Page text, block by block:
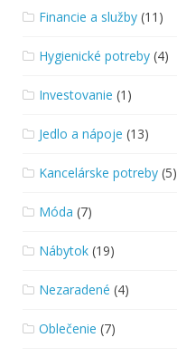
Financie a služby (11)
Hygienické potreby (4)
Investovanie (1)
Jedlo a nápoje (13)
Kancelárske potreby (5)
Móda (7)
Nábytok (19)
Nezaradené (4)
Oblečenie (7)